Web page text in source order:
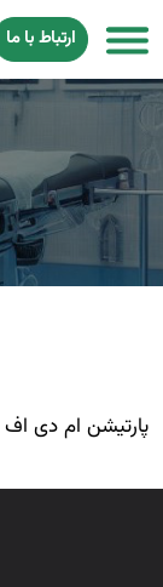
ارتباط با ما
پارتیشن ام دی اف